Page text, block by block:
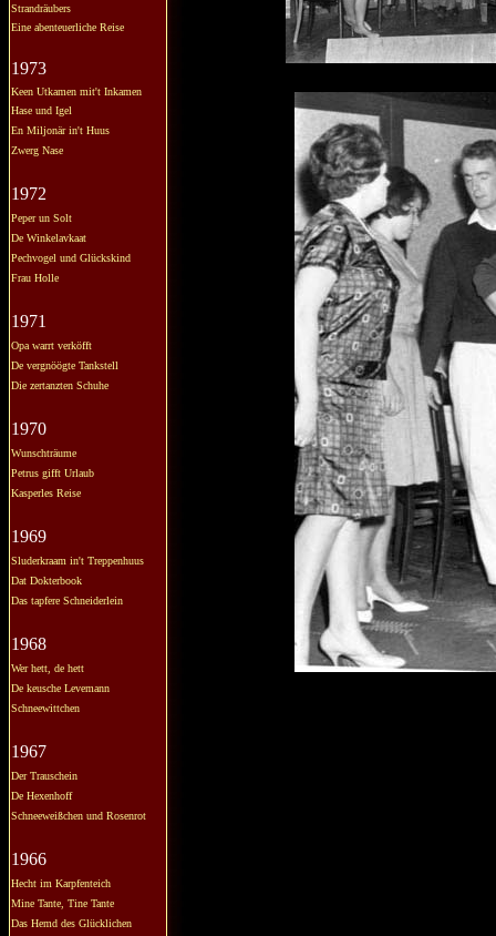
Strandräubers
Eine abenteuerliche Reise
1973
Keen Utkamen mit't Inkamen
Hase und Igel
En Miljonär in't Huus
Zwerg Nase
1972
Peper un Solt
De Winkelavkaat
Pechvogel und Glückskind
Frau Holle
1971
Opa warrt verköfft
De vergnöögte Tankstell
Die zertanzten Schuhe
1970
Wunschträume
Petrus gifft Urlaub
Kasperles Reise
1969
Sluderkraam in't Treppenhuus
Dat Dokterbook
Das tapfere Schneiderlein
1968
Wer hett, de hett
De keusche Levemann
Schneewittchen
1967
Der Trauschein
De Hexenhoff
Schneeweißchen und Rosenrot
1966
Hecht im Karpfenteich
Mine Tante, Tine Tante
Das Hemd des Glücklichen